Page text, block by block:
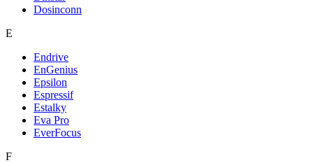
Dosinconn
E
Endrive
EnGenius
Epsilon
Espressif
Estalky
Eva Pro
EverFocus
F